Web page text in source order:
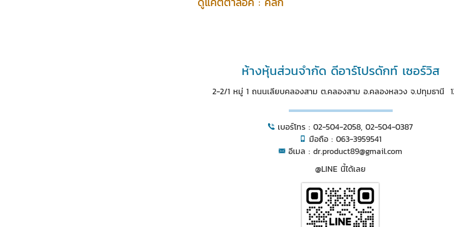
ห้างหุ้นส่วนจำกัด ดีอาร์โปรดักท์ เซอร์วิส
2-2/1 หมู่ 1 ถนนเลียบคลองสาม ต.คลองสาม อ.คลองหลวง จ.ปทุมธานี
เบอร์โทร : 02-504-2058, 02-504-0387
มือถือ : 063-3959541
อีเมล : dr.product89@gmail.com
@LINE นี้ได้เลย